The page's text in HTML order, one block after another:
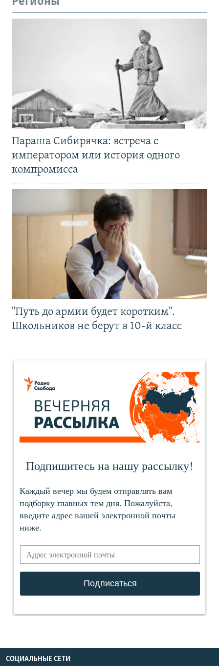
Параша Сибирячка: встреча с
императором или история одного
компромисса
"Путь до армии будет коротким".
Школьников не берут в 10-й класс
СОЦИАЛЬНЫЕ СЕТИ